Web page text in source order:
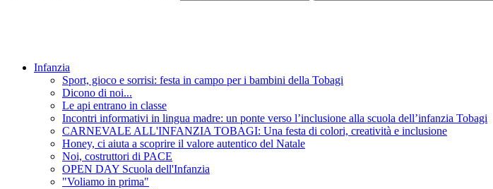
Infanzia
Sport, gioco e sorrisi: festa in campo per i bambini della Tobagi
Dicono di noi...
Le api entrano in classe
Incontri informativi in lingua madre: un ponte verso l’inclusione alla scuola dell’infanzia Tobagi
CARNEVALE ALL'INFANZIA TOBAGI: Una festa di colori, creatività e inclusione
Honey, ci aiuta a scoprire il valore autentico del Natale
Noi, costruttori di PACE
OPEN DAY Scuola dell'Infanzia
"Voliamo in prima"